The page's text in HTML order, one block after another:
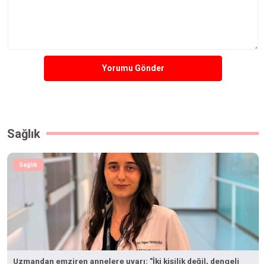
Yorumu Gönder
Sağlık
Sağlık
Uzmandan emziren annelere uyarı: "İki kişilik değil, dengeli